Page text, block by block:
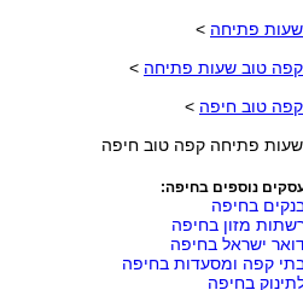
שעות פתיחה >
קפה טוב שעות פתיחה >
קפה טוב חיפה >
שעות פתיחה קפה טוב חיפה
נוספים בחיפה:
בחיפה
מזון בחיפה
ישראל בחיפה
קפה ומסעדות בחיפה
בחיפה